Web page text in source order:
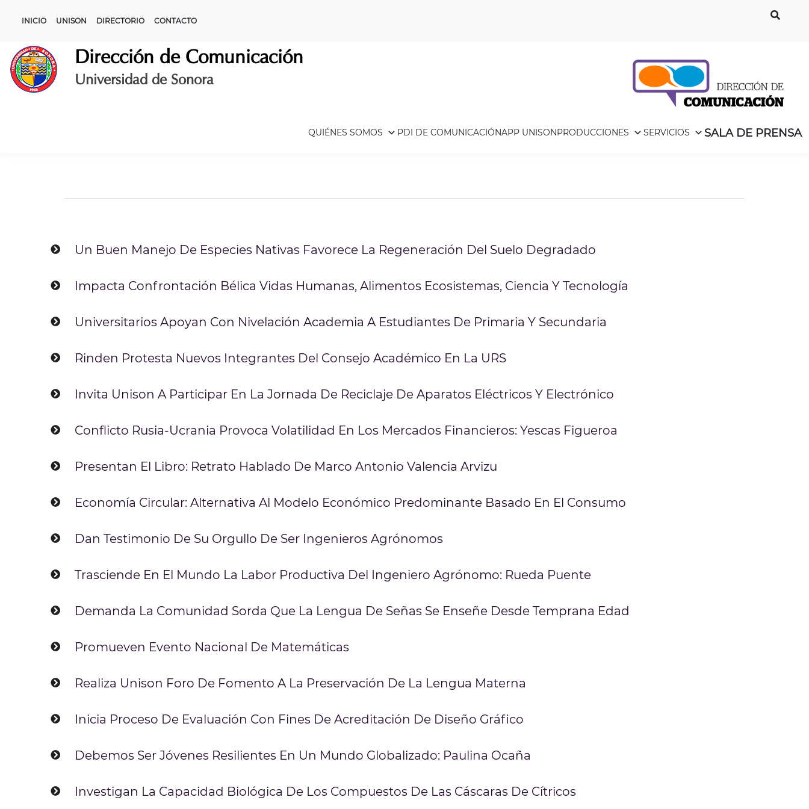
INICIO UNISON DIRECTORIO CONTACTO
Dirección de Comunicación
Universidad de Sonora
QUIÉNES SOMOS PDI DE COMUNICACIÓNAPP UNISONPRODUCCIONES SERVICIOS SALA DE PRENSA
Un Buen Manejo De Especies Nativas Favorece La Regeneración Del Suelo Degradado
Impacta Confrontación Bélica Vidas Humanas, Alimentos Ecosistemas, Ciencia Y Tecnología
Universitarios Apoyan Con Nivelación Academia A Estudiantes De Primaria Y Secundaria
Rinden Protesta Nuevos Integrantes Del Consejo Académico En La URS
Invita Unison A Participar En La Jornada De Reciclaje De Aparatos Eléctricos Y Electrónico
Conflicto Rusia-Ucrania Provoca Volatilidad En Los Mercados Financieros: Yescas Figueroa
Presentan El Libro: Retrato Hablado De Marco Antonio Valencia Arvizu
Economía Circular: Alternativa Al Modelo Económico Predominante Basado En El Consumo
Dan Testimonio De Su Orgullo De Ser Ingenieros Agrónomos
Trasciende En El Mundo La Labor Productiva Del Ingeniero Agrónomo: Rueda Puente
Demanda La Comunidad Sorda Que La Lengua De Señas Se Enseñe Desde Temprana Edad
Promueven Evento Nacional De Matemáticas
Realiza Unison Foro De Fomento A La Preservación De La Lengua Materna
Inicia Proceso De Evaluación Con Fines De Acreditación De Diseño Gráfico
Debemos Ser Jóvenes Resilientes En Un Mundo Globalizado: Paulina Ocaña
Investigan La Capacidad Biológica De Los Compuestos De Las Cáscaras De Cítricos